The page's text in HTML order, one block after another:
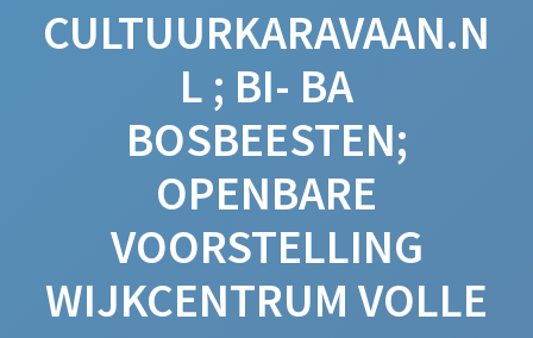
CULTUURKARAVAAN.N
L ; BI- BA
BOSBEESTEN;
OPENBARE
VOORSTELLING
WIJKCENTRUM VOLLE